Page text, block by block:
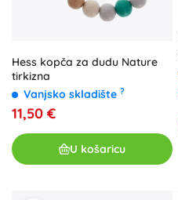
Hess kopča za dudu Nature
tirkizna
Vanjsko skladište ?
11,50 €
U košaricu